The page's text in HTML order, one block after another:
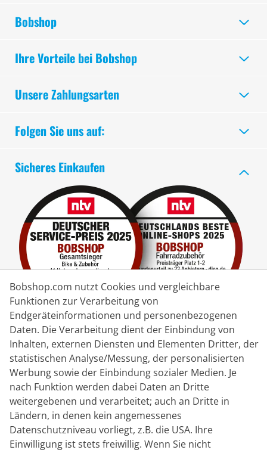
Bobshop
Ihre Vorteile bei Bobshop
Unsere Zahlungsarten
Kontakt
Livechat
Mo - Fr: 8:30 bis 16:00 (MEZ)
Whatsapp
Folgen Sie uns auf:
Sicheres Einkaufen
Lieferpartner
Bobshop.com nutzt Cookies und vergleichbare
Funktionen zur Verarbeitung von
Endgeräteinformationen und personenbezogenen
Daten. Die Verarbeitung dient der Einbindung von
Inhalten, externen Diensten und Elementen Dritter, der
statistischen Analyse/Messung, der personalisierten
Werbung sowie der Einbindung sozialer Medien. Je
nach Funktion werden dabei Daten an Dritte
weitergebenen und verarbeitet; auch an Dritte in
Ländern, in denen kein angemessenes
Datenschutzniveau vorliegt, z.B. die USA. Ihre
Einwilligung ist stets freiwillig. Wenn Sie nicht